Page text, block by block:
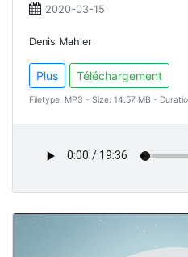
2020-03-15
Denis Mahler
Plus Téléchargement
Filetype: MP3 - Size: 14.57 MB -